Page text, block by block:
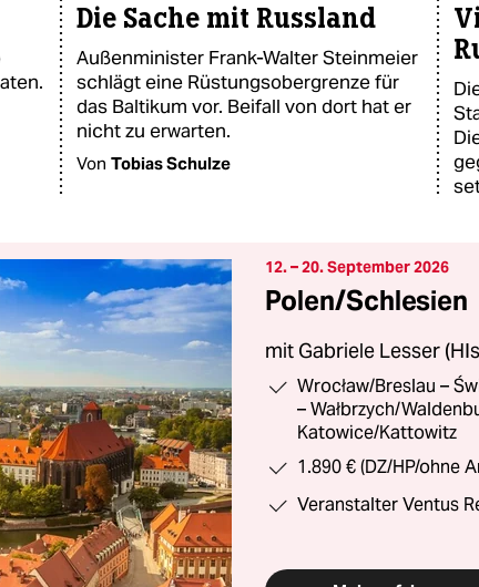
Die Sache mit Russland
Außenminister Frank-Walter Steinmeier
schlägt eine Rüstungsobergrenze für
das Baltikum vor. Beifall von dort hat er
nicht zu erwarten.
Von Tobias Schulze
12. – 20. September 2026
Polen/Schlesien
mit Gabriele Lesser
Wrocław/Breslau –
– Wałbrzych/
Katowice/Kattowitz
1.890 € (DZ/HP/ohne
Veranstalter Ventus